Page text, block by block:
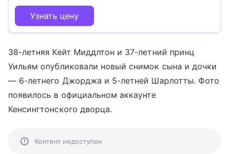
Узнать цену
38-летняя Кейт Миддлтон и 37-летний принц
Уильям опубликовали новый снимок сына и дочки
— 6-летнего Джорджа и 5-летней Шарлотты. Фото
появилось в официальном аккаунте
Кенсингтонского дворца.
Контент недоступен